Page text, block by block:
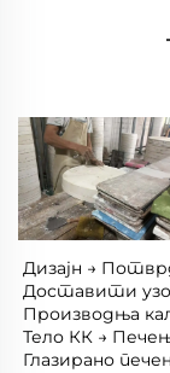
Дизајн →
Доставити
Производња
Тело КК →
Глазирано